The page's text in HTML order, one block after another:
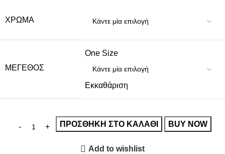
ΧΡΏΜΑ
ΜΈΓΕΘΟΣ
One Size
Εκκαθάριση
ΠΡΟΣΘΉΚΗ ΣΤΟ ΚΑΛΆΘΙ BUY NOW
Add to wishlist